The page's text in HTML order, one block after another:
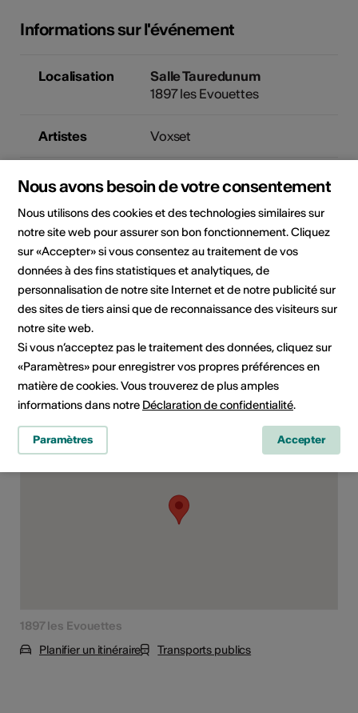
Informations sur l'événement
Localisation
Salle Tauredunum
1897 les Evouettes
Artistes Voxset
Organisateur
Commission culturelle de la
commune de Port-Valais
Culture Port-Valais
Villa Nauplia
1897 Le Bouveret
E-Mail
Site Internet
Domaine
Concert
Lieu de l'événement
1897 les Evouettes
Planifier un itinéraire
Transports publics
Nous avons besoin de votre consentement
Nous utilisons des cookies et des technologies similaires sur
notre site web pour assurer son bon fonctionnement. Cliquez
sur «Accepter» si vous consentez au traitement de vos
données à des fins statistiques et analytiques, de
personnalisation de notre site Internet et de notre publicité sur
des sites de tiers ainsi que de reconnaissance des visiteurs sur
notre site web.
Si vous n’acceptez pas le traitement des données, cliquez sur
«Paramètres» pour enregistrer vos propres préférences en
matière de cookies. Vous trouverez de plus amples
informations dans notre Déclaration de confidentialité.
Paramètres Accepter